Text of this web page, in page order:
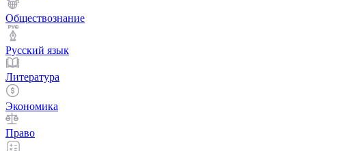
Обществознание
Русский язык
Литература
Экономика
Право